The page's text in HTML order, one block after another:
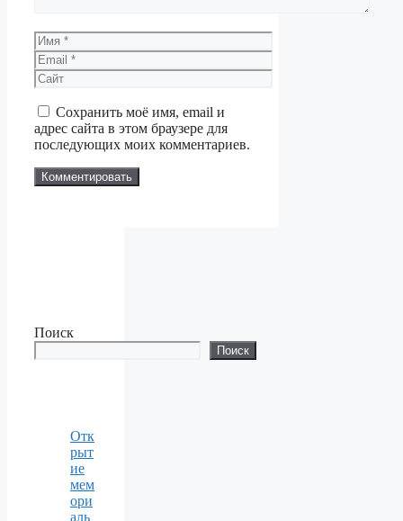
Имя
Email
Сайт
Сохранить моё имя, email и
адрес сайта в этом браузере для
последующих моих комментариев.
Поиск
Поиск
Отк
рыт
ие
мем
ори
аль